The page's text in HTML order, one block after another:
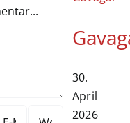
30.
April
2026